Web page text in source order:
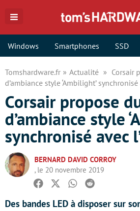
Windows Smartphones SSD
Tomshardware.fr Actualité
Corsair
d’ambiance style ‘Ambilight’
Corsair propose
d’ambiance style
synchronisé avec
BERNARD DAVID CORROY
, le 20 novembre 2019
Facebook
TwitterWhatsapp
Reddit
Des bandes LED à disposer sur